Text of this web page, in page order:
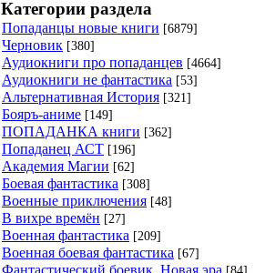
Категории раздела
Попаданцы новые книги [6879]
Черновик [380]
Аудиокниги про попаданцев [4664]
Аудиокниги не фантастика [53]
Альтернативная История [321]
Бояръ-аниме [149]
ПОПАДАНКА книги [362]
Попаданец АСТ [196]
Академия Магии [62]
Боевая фантастика [308]
Военные приключения [48]
В вихре времён [27]
Военная фантастика [209]
Военная боевая фантастика [67]
Фантастический боевик. Новая эра [84]